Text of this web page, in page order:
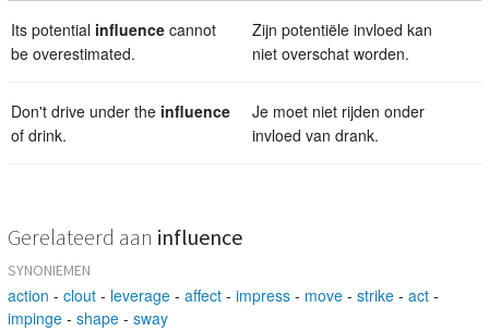
Its potential influence cannot
be overestimated.
Zijn potentiële invloed kan
niet overschat worden.
Don't drive under the influence
of drink.
Je moet niet rijden onder
invloed van drank.
Gerelateerd aan influence
SYNONIEMEN
action - clout - leverage - affect - impress - move - strike - act -
impinge - shape - sway